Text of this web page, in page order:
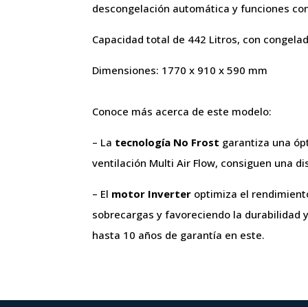
descongelación automática y funciones
Capacidad total de 442 Litros, con
Dimensiones: 1770 x 910 x 590 mm
Conoce más acerca de este modelo:
– La tecnología No Frost garantiza una
ventilación Multi Air Flow, consiguen una
– El motor Inverter optimiza el
sobrecargas y favoreciendo la
hasta 10 años de garantía en este.